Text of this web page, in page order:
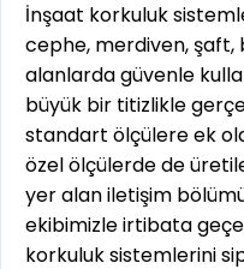
İnşaat korkuluk
cephe, merdiven, şaft,
alanlarda güvenle
büyük bir titizlikle
standart ölçülere ek
özel ölçülerde de
yer alan iletişim
ekibimizle irtibata
korkuluk sistemlerini